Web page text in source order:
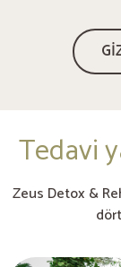
Tedavi
Zeus Detox &